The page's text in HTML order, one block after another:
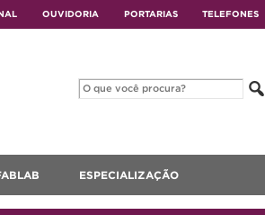
OUVIDORIA PORTARIAS TELEFONES
ESPECIALIZAÇÃO